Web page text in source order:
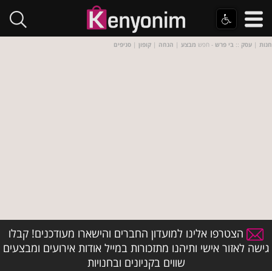
חנות | עסק :: בי פרש - חפש מבצע | הנחה | קופון | סניפים
הצטרפו אלינו למועדון החברים והישארו מעודכנים! קבלו
גישה לאזור אישי ותיהנו מתזכורות במייל אודות אירועים ומבצעים
שווים בקניונים ובחנויות